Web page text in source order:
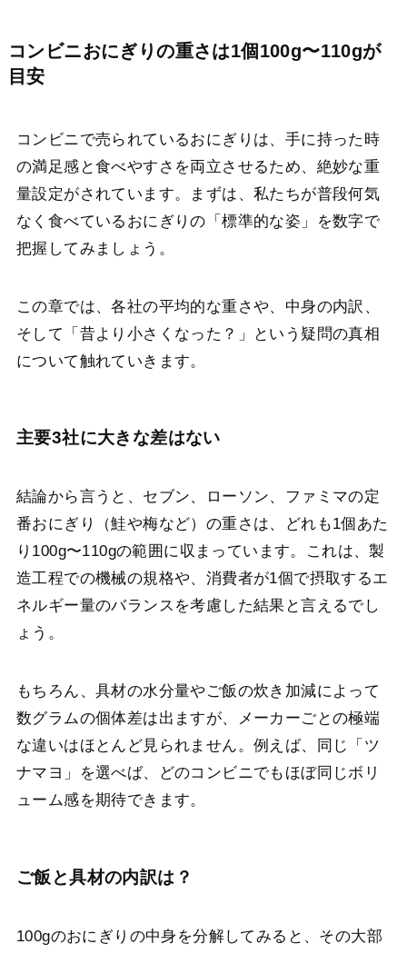
コンビニおにぎりの重さは1個100g〜110gが
目安
コンビニで売られているおにぎりは、手に持った時
の満足感と食べやすさを両立させるため、絶妙な重
量設定がされています。まずは、私たちが普段何気
なく食べているおにぎりの「標準的な姿」を数字で
把握してみましょう。
この章では、各社の平均的な重さや、中身の内訳、
そして「昔より小さくなった？」という疑問の真相
について触れていきます。
主要3社に大きな差はない
結論から言うと、セブン、ローソン、ファミマの定
番おにぎり（鮭や梅など）の重さは、どれも1個あた
り100g〜110gの範囲に収まっています。これは、製
造工程での機械の規格や、消費者が1個で摂取するエ
ネルギー量のバランスを考慮した結果と言えるでし
ょう。
もちろん、具材の水分量やご飯の炊き加減によって
数グラムの個体差は出ますが、メーカーごとの極端
な違いはほとんど見られません。例えば、同じ「ツ
ナマヨ」を選べば、どのコンビニでもほぼ同じボリ
ューム感を期待できます。
ご飯と具材の内訳は？
100gのおにぎりの中身を分解してみると、その大部